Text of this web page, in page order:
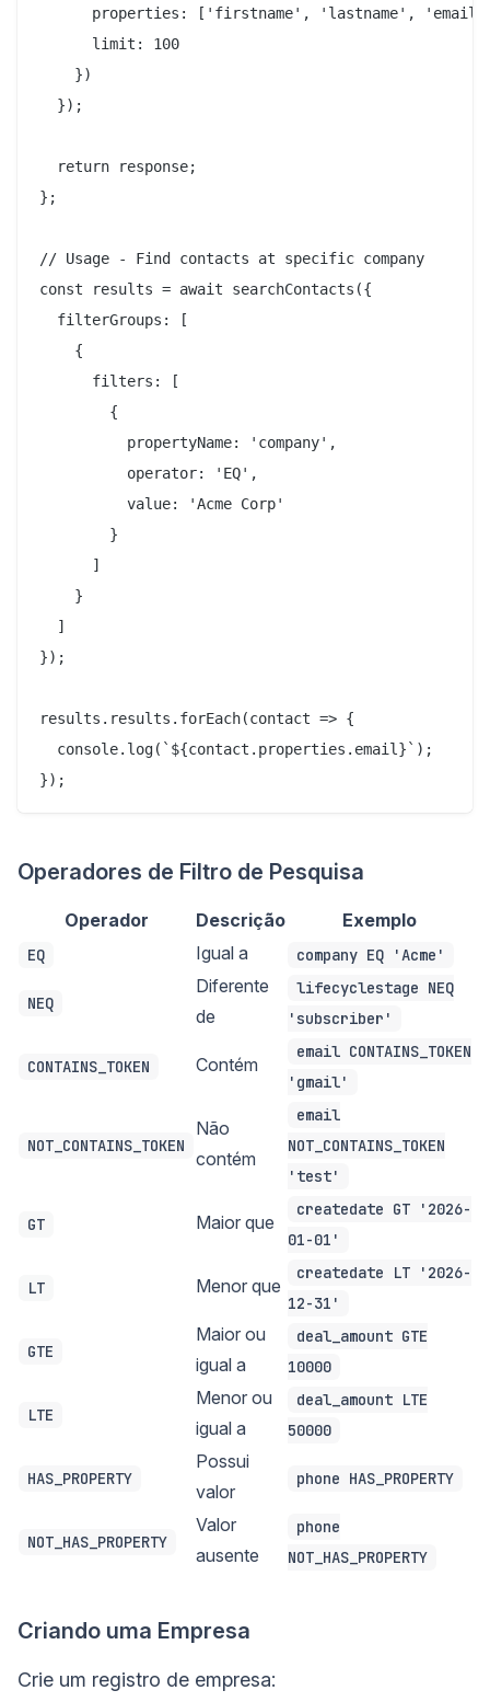
properties: ['firstname', 'lastname',
      limit: 100
    })
  });
  return response;
};
// Usage - Find contacts at specific company
const results = await searchContacts({
  filterGroups: [
    {
      filters: [
        {
          propertyName: 'company',
          operator: 'EQ',
          value: 'Acme Corp'
        }
      ]
    }
  ]
});
results.results.forEach(contact => {
  console.log(`${contact.properties.email}`);
Operadores de Filtro de Pesquisa
Operador Descrição Exemplo
EQ Igual a company EQ 'Acme'
NEQ
Diferente
de
lifecyclestage NEQ
'subscriber'
CONTAINS_TOKEN Contém
email CONTAINS_TOKEN
'gmail'
NOT_CONTAINS_TOKEN
Não
contém
email
NOT_CONTAINS_TOKEN
'test'
GT Maior que
createdate GT '2026-
01-01'
LT Menor que
createdate LT '2026-
12-31'
GTE
Maior ou
igual a
deal_amount GTE
10000
LTE
Menor ou
igual a
deal_amount LTE
50000
HAS_PROPERTY
Possui
valor
phone HAS_PROPERTY
NOT_HAS_PROPERTY
Valor
ausente
phone
NOT_HAS_PROPERTY
Criando uma Empresa
Crie um registro de empresa: